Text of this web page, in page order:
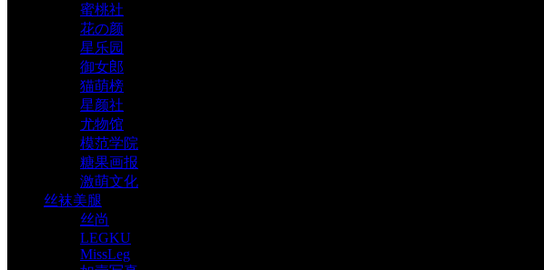
蜜桃社
花の颜
星乐园
御女郎
猫萌榜
星颜社
尤物馆
模范学院
糖果画报
激萌文化
丝袜美腿
丝尚
LEGKU
MissLeg